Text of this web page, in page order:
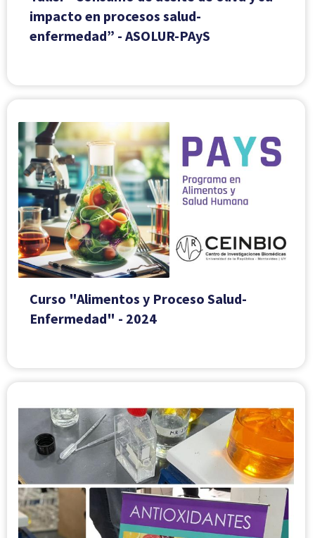
impacto en procesos salud-
enfermedad” - ASOLUR-PAyS
Curso "Alimentos y Proceso Salud-
Enfermedad" - 2024